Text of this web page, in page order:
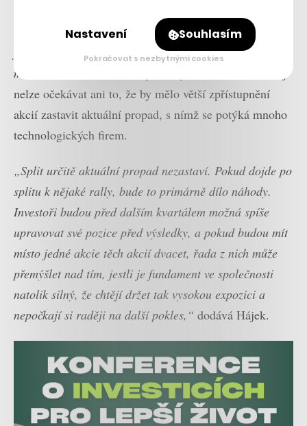
nákupu. Naopak pokud chcete peníze investovat někde
jinde, split umožní jednu dražší akcii rozprodat po
menších částech,“
nelze očekávat ani to, že by mělo větší zpřístupnění
akcií zastavit aktuální propad, s nímž se potýká mnoho
technologických firem.
„Split určitě aktuální propad nezastaví. Pokud dojde po
splitu k nějaké rally, bude to primárně dílo náhody.
Investoři budou před dalším kvartálem možná spíše
upravovat své pozice před výsledky, a pokud budou mít
místo jedné akcie těch akcií dvacet, řada z nich může
přemýšlet nad tím, jestli je fundament ve společnosti
natolik silný, že chtějí držet tak vysokou expozici a
nepočkají si raději na další pokles,“ dodává Hájek.
Nastavení Souhlasím
Pokračovat s nezbytnými cookies